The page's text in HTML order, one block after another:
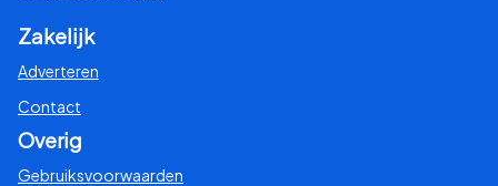
Zakelijk
Adverteren
Contact
Overig
Gebruiksvoorwaarden